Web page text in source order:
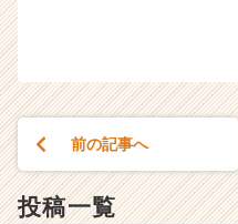
前の記事へ
投稿一覧